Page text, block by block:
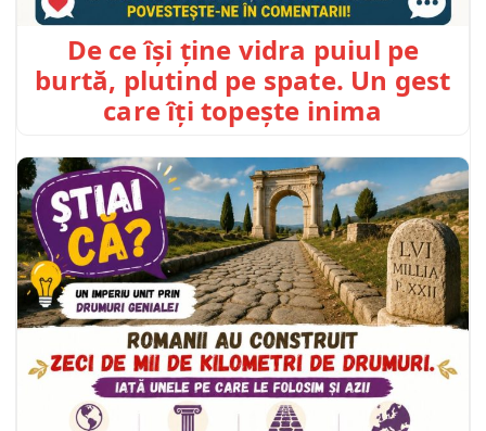
De ce își ține vidra puiul pe
burtă, plutind pe spate. Un gest
care îți topește inima